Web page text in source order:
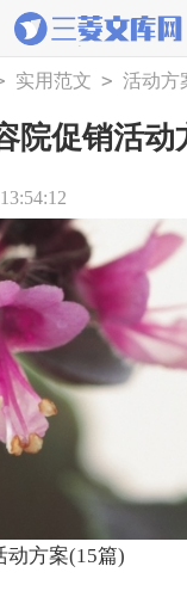
实用范文 > 活动方
院促销活动
动方案(15篇)